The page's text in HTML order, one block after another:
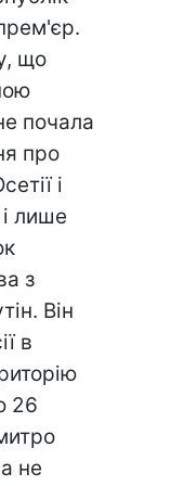
що
почала
про
і
лише
з
Він
в
26
не